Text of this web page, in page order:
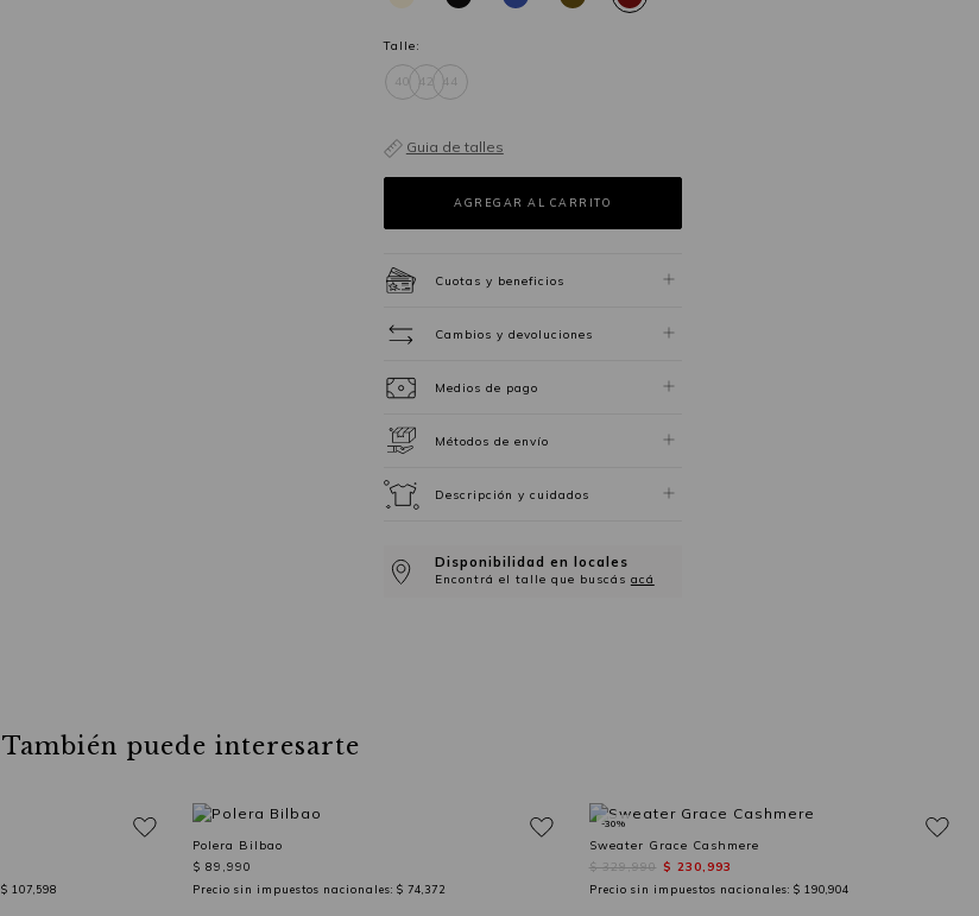
Talle:
40 42 44
Guia de talles
Cuotas y beneficios
Cambios y devoluciones
Medios de pago
Métodos de envío
Descripción y cuidados
Disponibilidad en locales
Encontrá el talle que buscás acá
También puede interesarte
$ 107,598
Polera Bilbao
$ 89,990
Precio sin impuestos nacionales: $ 74,372
Sweater Grace Cashmere
$ 329,990 $ 230,993
Precio sin impuestos nacionales: $ 190,904
-30%